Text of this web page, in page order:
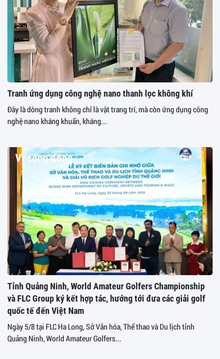
Tranh ứng dụng công nghệ nano thanh lọc không khí
Đây là dòng tranh không chỉ là vật trang trí, mà còn ứng dụng công
nghệ nano kháng khuẩn, kháng...
Vì cộng đồng
Tỉnh Quảng Ninh, World Amateur Golfers Championship
và FLC Group ký kết hợp tác, hướng tới đưa các giải golf
quốc tế đến Việt Nam
Ngày 5/8 tại FLC Ha Long, Sở Văn hóa, Thể thao và Du lịch tỉnh
Quảng Ninh, World Amateur Golfers...